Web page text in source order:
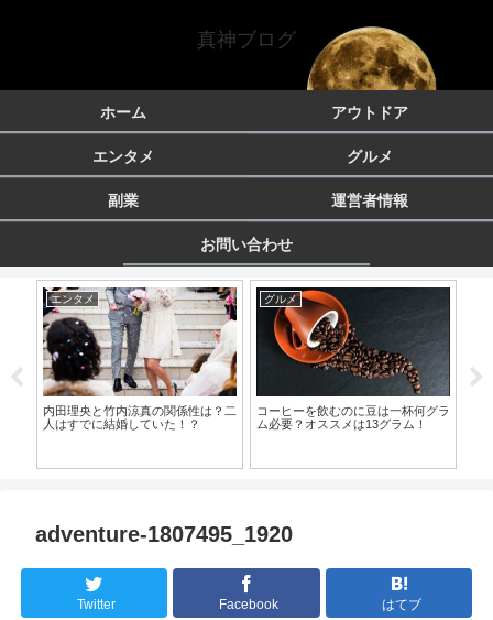
真神ブログ
ホーム アウトドア
エンタメ グルメ
副業 運営者情報
お問い合わせ
グルメ
コーヒーを飲むのに豆は一杯何グラ
ム必要？オススメは13グラム！
アウトドア
北海道チカ釣りするならサビキ仕掛
けがオススメ？エサ無しで釣る方法
話題のダ
adventure-1807495_1920
Twitter Facebook はてブ